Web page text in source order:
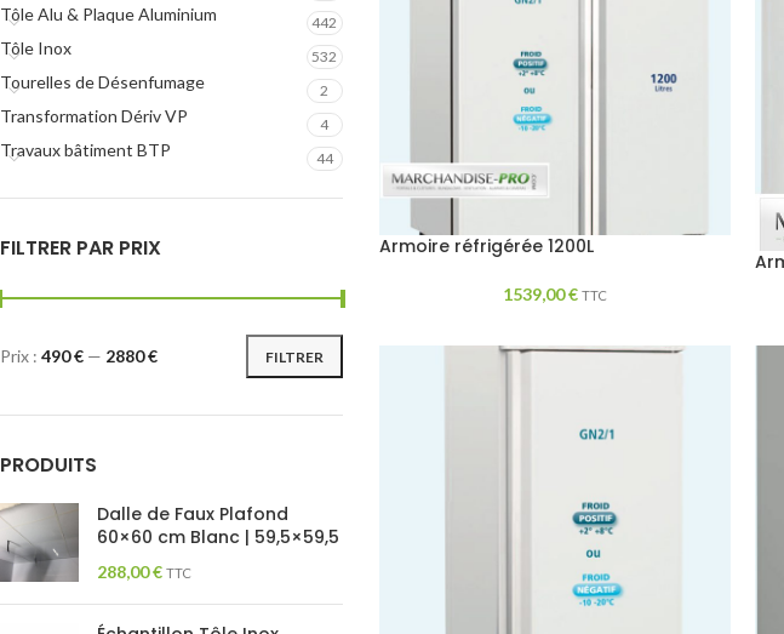
Tôle Alu & Plaque Aluminium 442
Tôle Inox 532
Tourelles de Désenfumage 2
Transformation Dériv VP 4
Travaux bâtiment BTP 44
FILTRER PAR PRIX
FILTRER
Prix : 490 € — 2880 €
PRODUITS
Dalle de Faux Plafond
60×60 cm Blanc | 59,5×59,5
288,00€ TTC
Armoire réfrigérée 1200L
1539,00€ TTC